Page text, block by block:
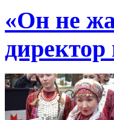
«Он не